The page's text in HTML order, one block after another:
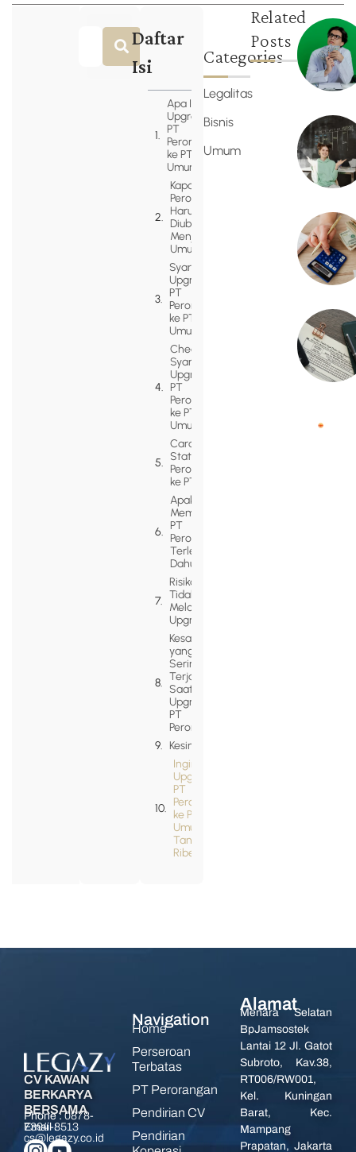
Daftar
Isi
Apa Itu
Upgrade
PT
Perorangan
ke PT
Umum?
Kapan PT
Perorangan
Harus
Diubah
Menjadi PT
Umum?
Syarat
Upgrade
PT
Perorangan
ke PT
Umum
Checklist
Syarat
Upgrade
PT
Perorangan
ke PT
Umum
Cara Alih
Status PT
Perorangan
ke PT Biasa
Apakah Harus
Membubarkan
PT
Perorangan
Terlebih
Dahulu?
Risiko Jika
Tidak
Melakukan
Upgrade
Kesalahan
yang
Sering
Terjadi
Saat
Upgrade
PT
Perorangan
Kesimpulan
Ingin
Upgrade
PT
Perorangan
ke PT
Umum
Tanpa
Ribet?
Categories
Legalitas
Bisnis
Umum
Related
Posts
CV KAWAN
BERKARYA
BERSAMA
Phone :0878-
7394-8513
Email :
cs@legazy.co.id
Navigation
Home
Perseroan
Terbatas
PT Perorangan
Pendirian CV
Pendirian
Alamat
Menara Selatan
BpJamsostek
Lantai 12 Jl. Gatot
Subroto, Kav.38,
RT006/RW001,
Kel. Kuningan
Barat, Kec.
Mampang
Prapatan, Jakarta